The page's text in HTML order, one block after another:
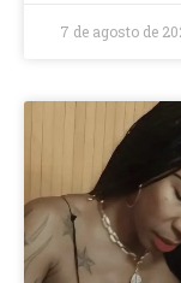
7 de agosto de